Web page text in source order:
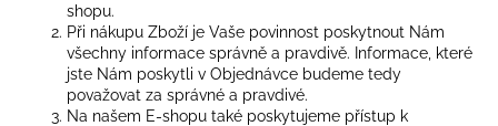
shopu.
Při nákupu Zboží je Vaše povinnost poskytnout Nám
všechny informace správně a pravdivě. Informace, které
jste Nám poskytli v Objednávce budeme tedy
považovat za správné a pravdivé.
Na našem E-shopu také poskytujeme přístup k